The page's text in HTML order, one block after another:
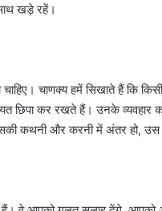
खड़े रहें।
चाणक्य हमें सिखाते हैं कि
छिपा कर रखते हैं। उनके
कथनी और करनी में अंतर हो,